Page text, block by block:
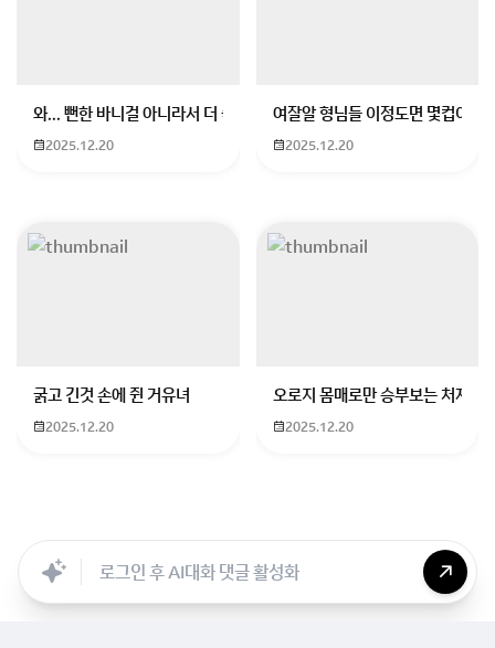
와... 뻔한 바니걸 아니라서 더 좋음
2025.12.20
여잘알 형님들 이정도면 몇컵이에
2025.12.20
굵고 긴것 손에 쥔 거유녀
2025.12.20
오로지 몸매로만 승부보는 처자
2025.12.20